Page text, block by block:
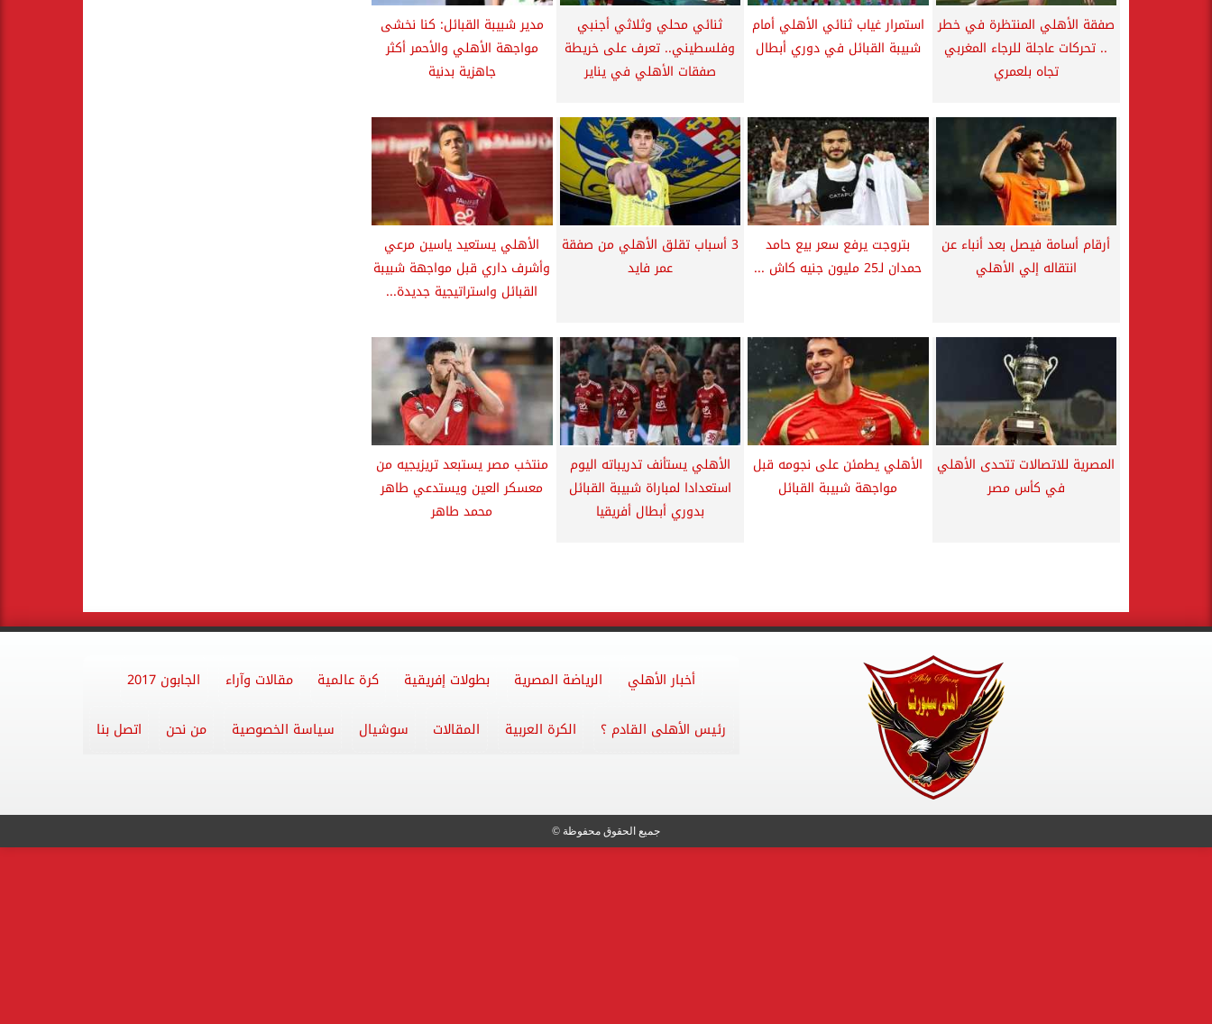
صفقة الأهلي المنتظرة في خطر
.. تحركات عاجلة للرجاء المغربي
تجاه بلعمري
استمرار غياب ثنائي الأهلي أمام
شبيبة القبائل في دوري أبطال
ثنائي محلي وثلاثي أجنبي
وفلسطيني.. تعرف على خريطة
صفقات الأهلي في يناير
مدير شبيبة القبائل: كنا نخشى
مواجهة الأهلي والأحمر أكثر
جاهزية بدنية
أرقام أسامة فيصل بعد أنباء عن
انتقاله إلي الأهلي
بتروجت يرفع سعر بيع حامد
حمدان لـ25 مليون جنيه كاش ...
3 أسباب تقلق الأهلي من صفقة
عمر فايد
الأهلي يستعيد ياسين مرعي
وأشرف داري قبل مواجهة شبيبة
القبائل واستراتيجية جديدة...
المصرية للاتصالات تتحدى الأهلي
في كأس مصر
الأهلي يطمئن على نجومه قبل
مواجهة شبيبة القبائل
الأهلي يستأنف تدريباته اليوم
استعدادا لمباراة شبيبة القبائل
بدوري أبطال أفريقيا
منتخب مصر يستبعد تريزيجيه من
معسكر العين ويستدعي طاهر
محمد طاهر
أخبار الأهلي الرياضة المصرية بطولات إفريقية كرة عالمية مقالات وآراء الجابون 2017
رئيس الأهلى القادم ؟ الكرة العربية المقالات سوشيال سياسة الخصوصية من نحن اتصل بنا
جميع الحقوق محفوظة ©